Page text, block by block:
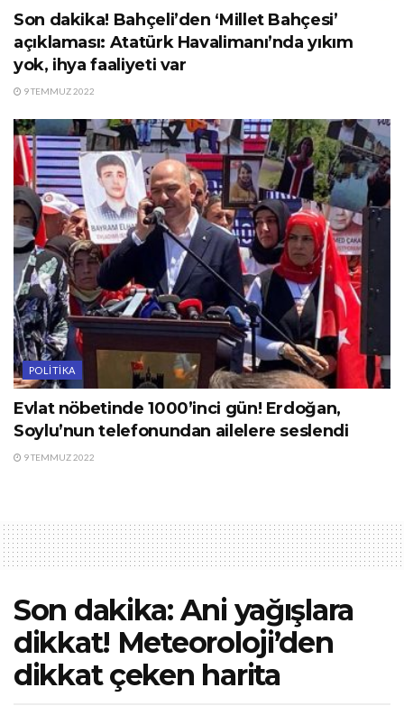
Son dakika! Bahçeli’den ‘Millet Bahçesi’
açıklaması: Atatürk Havalimanı’nda yıkım
yok, ihya faaliyeti var
9 TEMMUZ 2022
POLITIKA
Evlat nöbetinde 1000’inci gün! Erdoğan,
Soylu’nun telefonundan ailelere seslendi
9 TEMMUZ 2022
Son dakika: Ani yağışlara
dikkat! Meteoroloji’den
dikkat çeken harita